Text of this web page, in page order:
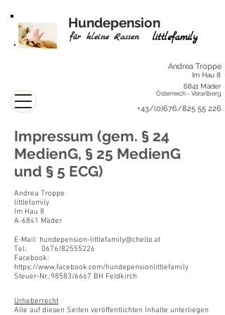
Hundepension
für kleine Rassen littlefamily
Andrea Troppe
Österreich - Vorarlberg
+43/(0)676/825 55 226
Im Hau 8
6841 Mäder
Impressum (gem. § 24
MedienG, § 25 MedienG
und § 5 ECG)
Andrea Troppe
littlefamily
Im Hau 8
A-6841 Mäder
E-Mail: hundepension-littlefamily@chello.at
Tel: 0676/82555226
Facebook:
https://www.facebook.com/hundepensionlittlefamily
Steuer-Nr.:98583/6667 BH Feldkirch
Urheberrecht
Alle auf diesen Seiten veröffentlichten Inhalte unterliegen